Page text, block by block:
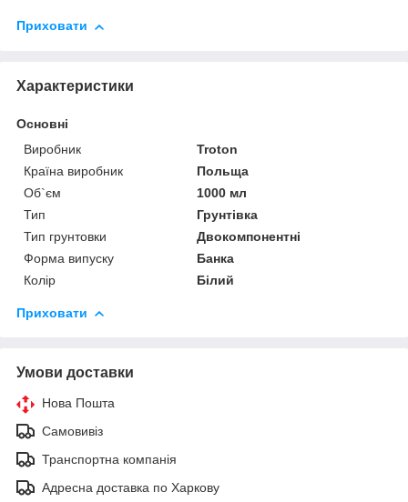
Приховати
Характеристики
Основні
Виробник
Troton
Країна виробник
Польща
Об`єм
1000 мл
Тип
Грунтівка
Тип грунтовки
Двокомпонентні
Форма випуску
Банка
Колір
Білий
Приховати
Умови доставки
Нова Пошта
Самовивіз
Транспортна компанія
Адресна доставка по Харкову